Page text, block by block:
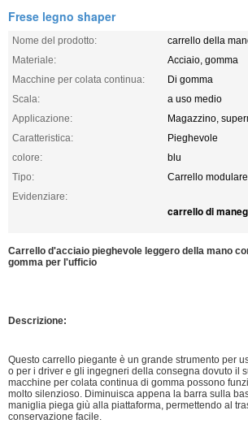
Frese legno shaper
Nome del prodotto:
carrello della
Materiale:
Acciaio, gomma
Macchine per colata continua:
Di gomma
Scala:
a uso medio
Applicazione:
Magazzino,
Caratteristica:
Pieghevole
colore:
blu
Tipo:
Carrello
Evidenziare:
carrello di
Carrello d'acciaio pieghevole leggero della mano
gomma per l'ufficio
Descrizione:
Questo carrello piegante è un grande strumento per
o per i driver e gli ingegneri della consegna dovuto il
macchine per colata continua di gomma possono
molto silenzioso. Diminuisca appena la barra sulla
maniglia piega giù alla piattaforma, permettendo al
conservazione facile.